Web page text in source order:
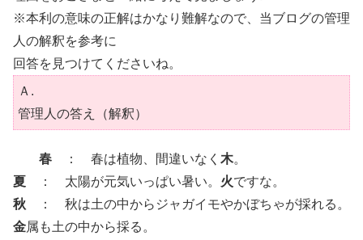
※本利の意味の正解はかなり難解なので、当ブログの管理
人の解釈を参考に
回答を見つけてくださいね。
Ａ.
管理人の答え（解釈）
春 ： 春は植物、間違いなく 木。
夏 ： 太陽が元気いっぱい暑い。 火ですな。
秋 ： 秋は土の中からジャガイモやかぼちゃが採れる。
金属も土の中から採る。